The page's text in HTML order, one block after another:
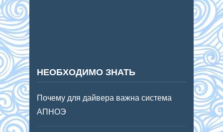
НЕОБХОДИМО ЗНАТЬ
Почему для дайвера важна система
АПНОЭ